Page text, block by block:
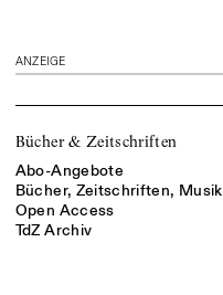
ANZEIGE
Bücher & Zeitschriften
Abo-Angebote
Bücher, Zeitschriften, Musik
Open Access
TdZ Archiv